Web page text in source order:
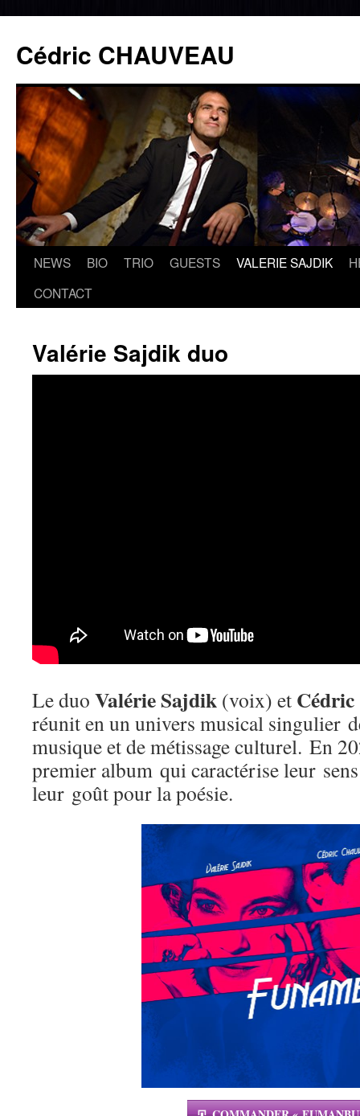
Cédric CHAUVEAU
Aller
au
NEWS BIO TRIO GUESTS VALERIE SAJDIK
CONTACT
Valérie Sajdik duo
Le duo Valérie Sajdik (voix) et Cédric
réunit en un univers musical singulier
musique et de métissage culturel. En
premier album qui caractérise leur
leur goût pour la poésie.